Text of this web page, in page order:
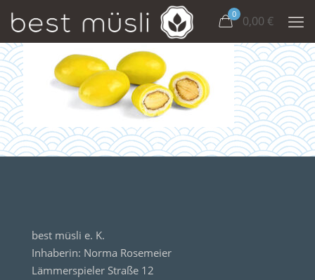
0 0,00 €
best müsli e. K.
Inhaberin: Norma Rosemeier
Lämmerspieler Straße 12